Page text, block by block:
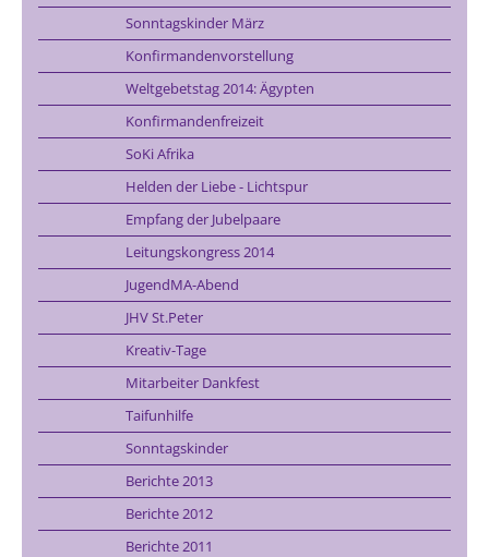
Sonntagskinder März
Konfirmandenvorstellung
Weltgebetstag 2014: Ägypten
Konfirmandenfreizeit
SoKi Afrika
Helden der Liebe - Lichtspur
Empfang der Jubelpaare
Leitungskongress 2014
JugendMA-Abend
JHV St.Peter
Kreativ-Tage
Mitarbeiter Dankfest
Taifunhilfe
Sonntagskinder
Berichte 2013
Berichte 2012
Berichte 2011